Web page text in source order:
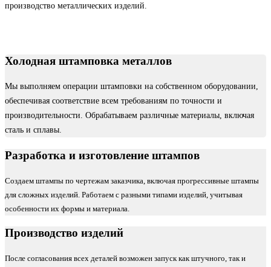
производство металлических изделий.
Холодная штамповка металлов
Мы выполняем операции штамповки на собственном оборудовании,
обеспечивая соответствие всем требованиям по точности и
производительности. Обрабатываем различные материалы, включая
сталь и сплавы.
Разработка и изготовление штампов
Создаем штампы по чертежам заказчика, включая прогрессивные штампы
для сложных изделий. Работаем с разными типами изделий, учитывая
особенности их формы и материала.
Производство изделий
После согласования всех деталей возможен запуск как штучного, так и